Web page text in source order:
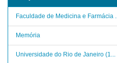
Faculdade de Medicina e Farmácia ...
Memória
Universidade do Rio de Janeiro (1...